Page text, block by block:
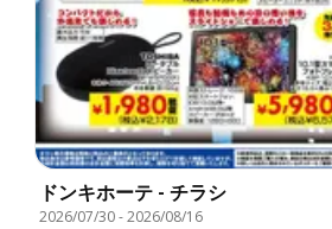
ドンキホーテ - チラシ
2026/07/30-2026/08/16